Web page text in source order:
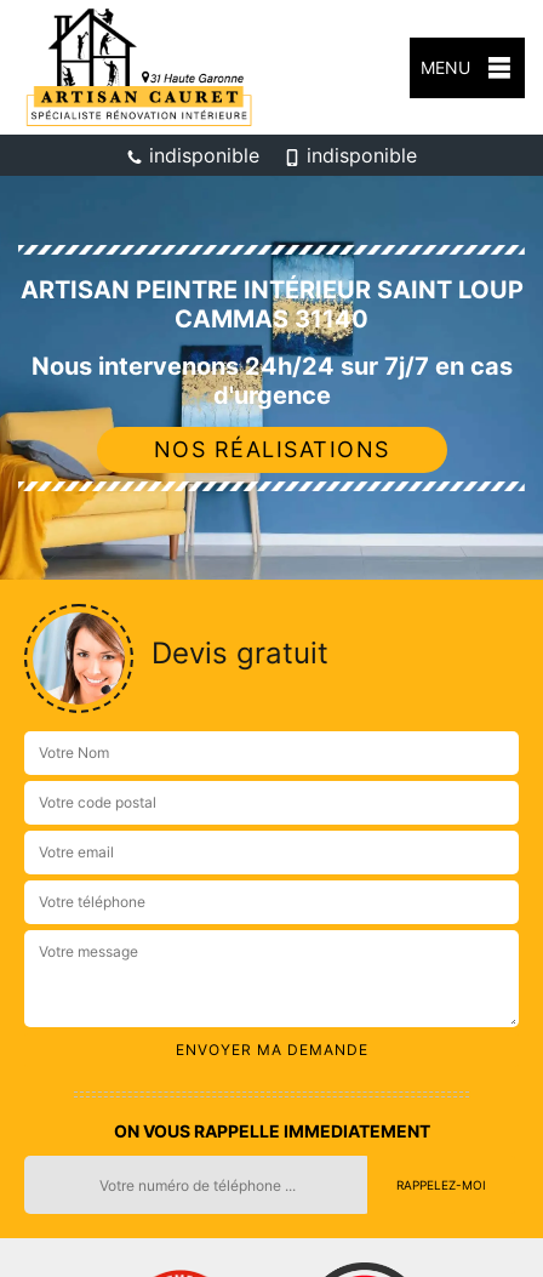
MENU
indisponible indisponible
ARTISAN PEINTRE INTÉRIEUR SAINT LOUP
CAMMAS 31140
Nous intervenons 24h/24 sur 7j/7 en cas
d'urgence
NOS RÉALISATIONS
Devis gratuit
ON VOUS RAPPELLE IMMEDIATEMENT